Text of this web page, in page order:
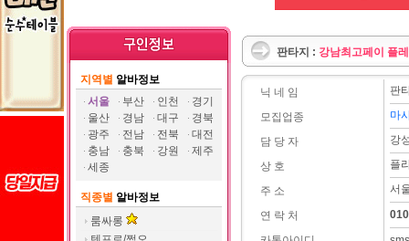
지역별 알바정보
서울
부산 인천
경기
울산
경남 대구
경북
광주
전남 전북
대전
충남
충북 강원
제주
세종
직종별 알바정보
룸싸롱
판타지 : 강남최고페이 플
닉 네 임
모집업종
담 당 자
상 호
주 소
연 락 처
판
마
강
플
서